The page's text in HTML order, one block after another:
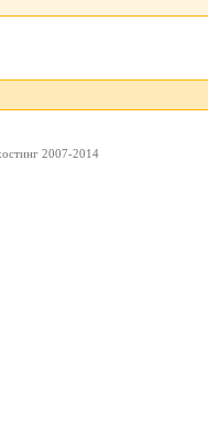
2007-2014